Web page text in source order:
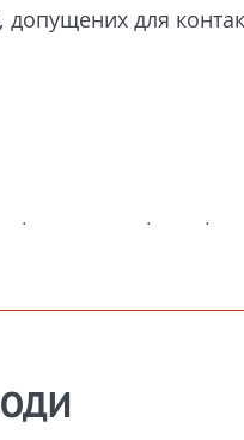
допущених для
поліпропілену